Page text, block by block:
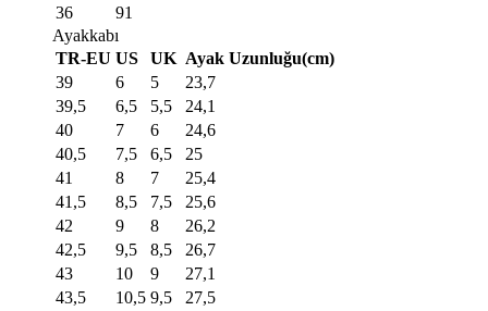
36
91
Ayakkabı
TR-EU US UK Ayak Uzunluğu(cm)
39
6 5
23,7
39,5
6,5 5,5
24,1
40
7 6
24,6
40,5
7,5 6,5
25
41
8 7
25,4
41,5
8,5 7,5
25,6
42
9 8
26,2
42,5
9,5 8,5
26,7
43
10 9
27,1
43,5
10,5 9,5
27,5